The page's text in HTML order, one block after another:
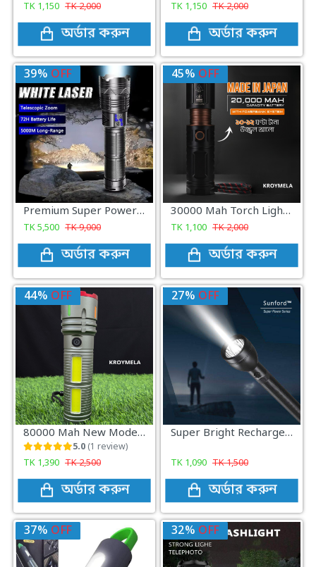
TK 1,150 TK2,000
অর্ডার করুন
TK 1,150 TK2,000
অর্ডার করুন
39% OFF
Premium Super Power Torch Light With Power bank
TK5,500 TK9,000
অর্ডার করুন
45% OFF
30000 Mah Torch Light With Power Bank Made In Japan
TK 1,100 TK2,000
অর্ডার করুন
44% OFF
80000 Mah New Model Light With Power Bank(X-03)
5.0 (1 review)
TK 1,390 TK2,500
অর্ডার করুন
27% OFF
Super Bright Rechargeable LED Flashlight
TK 1,090 TK1,500
অর্ডার করুন
37% OFF 32% OFF